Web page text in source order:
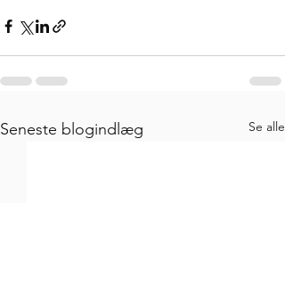
Seneste blogindlæg Se alle